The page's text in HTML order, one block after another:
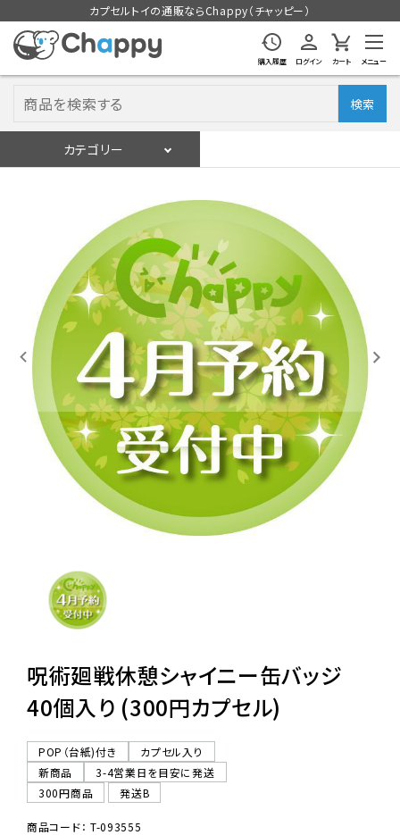
カプセルトイの通販ならChappy（チャッピー）
購入履歴 ログイン カート メニュー
検索
カテゴリー
入荷スケジュールをチェック
カプセルトイマシン本体
カプセルトイ
販促用空カプセル
レンタル
景品・玩具・文具
販促用カプセルトイ
ご利用ガイド
06-6282-7659
呪術廻戦休憩シャイニー缶バッジ
40個入り (300円カプセル)
POP（台紙)付き
カプセル入り
新商品
3-4営業日を目安に発送
300円商品
発送B
商品コード： T-093555